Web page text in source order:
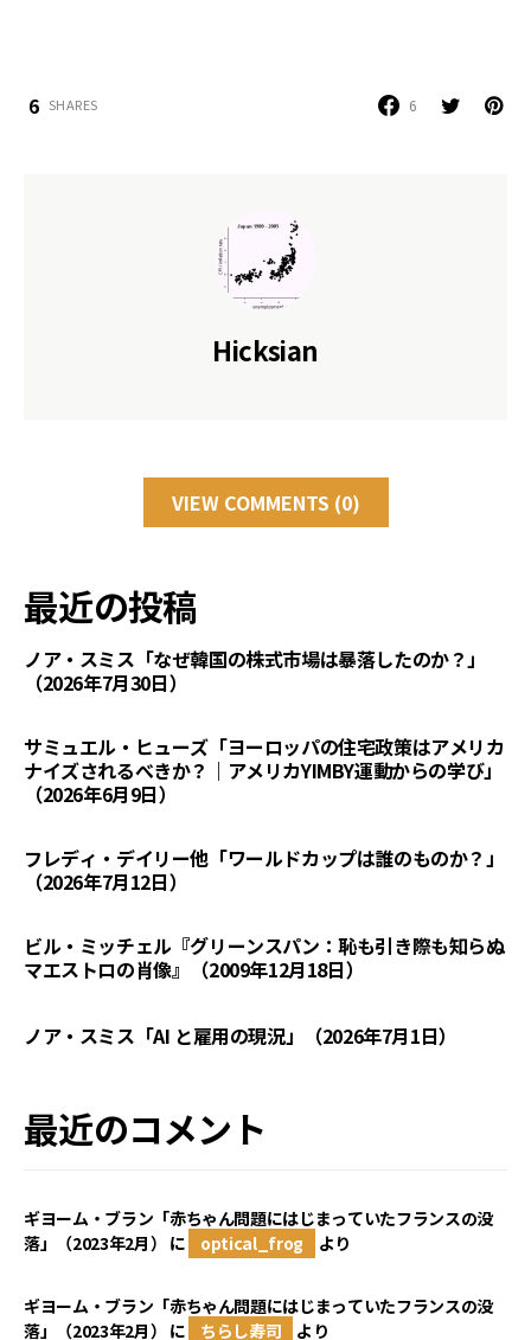
6 SHARES 6
Hicksian
VIEW COMMENTS (0)
最近の投稿
ノア・スミス「なぜ韓国の株式市場は暴落したのか？」
（2026年7月30日）
サミュエル・ヒューズ「ヨーロッパの住宅政策はアメリカ
ナイズされるべきか？｜アメリカYIMBY運動からの学び」
（2026年6月9日）
フレディ・デイリー他「ワールドカップは誰のものか？」
（2026年7月12日）
ビル・ミッチェル『グリーンスパン：恥も引き際も知らぬ
マエストロの肖像』（2009年12月18日）
ノア・スミス「AI と雇用の現況」（2026年7月1日）
最近のコメント
ギヨーム・ブラン「赤ちゃん問題にはじまっていたフランスの没
落」（2023年2月） に optical_frog より
ギヨーム・ブラン「赤ちゃん問題にはじまっていたフランスの没
落」（2023年2月） に ちらし寿司 より